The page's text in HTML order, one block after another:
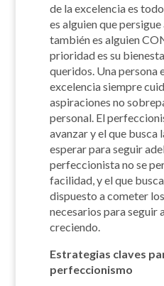
de la excelencia es
es alguien que
también es alguien
prioridad es su
queridos. Una persona
excelencia siempre
aspiraciones no
personal. El
avanzar y el que busca
esperar para seguir
perfeccionista no se
facilidad, y el que
dispuesto a cometer
necesarios para seguir
creciendo.
Estrategias claves
perfeccionismo